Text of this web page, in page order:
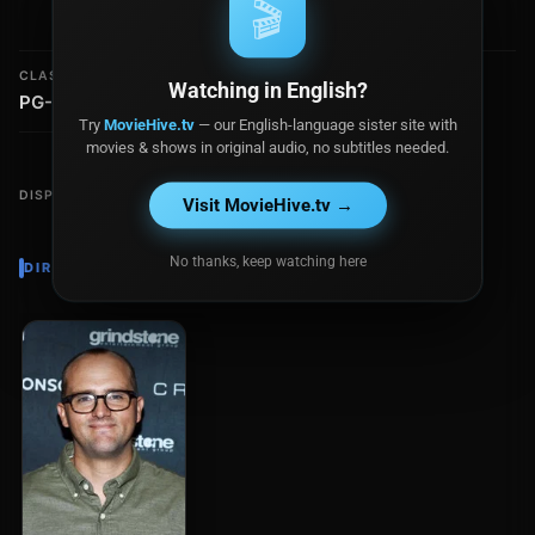
Burn
CLASIFICACIÓN
PG-13
DISPONIBLE EN
DIRECTOR
🎬
Watching in English?
Try MovieHive.tv— our English-language sister site with
movies & shows in original audio, no subtitles needed.
Visit MovieHive.tv →
No thanks, keep watching here